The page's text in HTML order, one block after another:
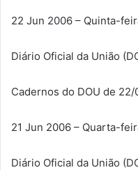
22 Jun 2006 – Quinta-
Diário Oficial da União
Cadernos do DOU de
21 Jun 2006 – Quarta-
Diário Oficial da União